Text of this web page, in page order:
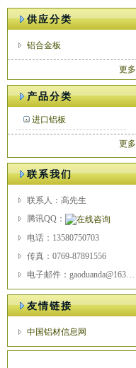
供应分类
铝合金板
更多
产品分类
进口铝板
更多
联系我们
联系人：高先生
腾讯QQ：
电话：13580750703
传真：0769-87891556
电子邮件：gaoduanda@163.com
友情链接
中国铝材信息网